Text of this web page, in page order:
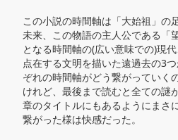
この小説の時間軸は「大始祖」の
未来、この物語の主人公である「
となる時間軸の(広い意味での)現
点在する文明を描いた遠過去の3
ぞれの時間軸がどう繋がっていく
けれど、最後まで読むと全ての謎
章のタイトルにもあるようにまさ
繋がった様は快感だった。